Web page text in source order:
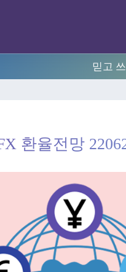
믿고
환율전망